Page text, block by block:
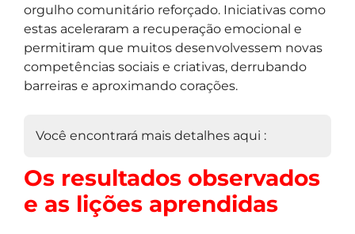
orgulho comunitário reforçado. Iniciativas como
estas aceleraram a recuperação emocional e
permitiram que muitos desenvolvessem novas
competências sociais e criativas, derrubando
barreiras e aproximando corações.
Você encontrará mais detalhes aqui :
Os resultados observados
e as lições aprendidas